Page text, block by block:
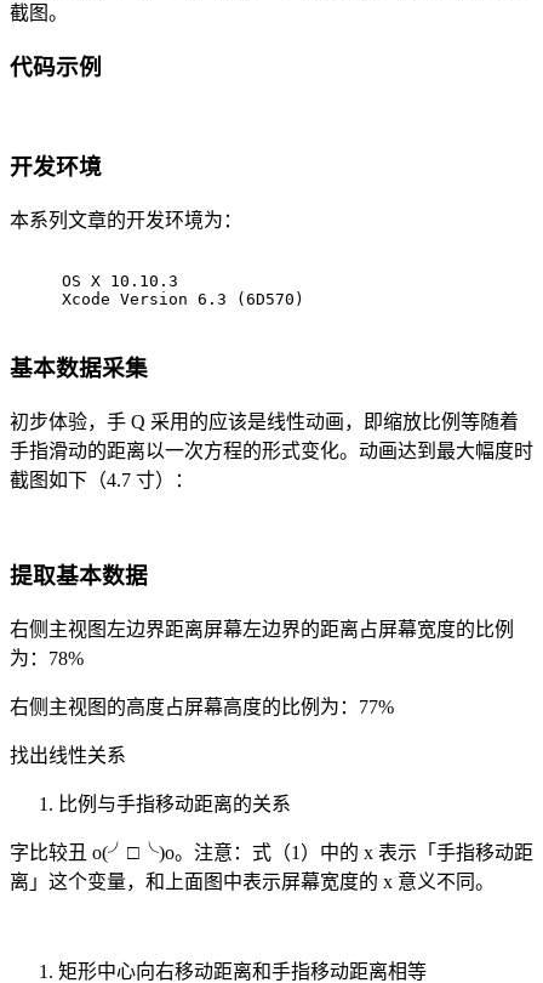
截图。
代码示例
开发环境
本系列文章的开发环境为：
OS X 10.10.3
Xcode Version 6.3 (6D570)
基本数据采集
初步体验，手 Q 采用的应该是线性动画，即缩放比例等随着
手指滑动的距离以一次方程的形式变化。动画达到最大幅度时
截图如下（4.7 寸）：
提取基本数据
右侧主视图左边界距离屏幕左边界的距离占屏幕宽度的比例
为：78%
右侧主视图的高度占屏幕高度的比例为：77%
找出线性关系
比例与手指移动距离的关系
字比较丑 o(╯□╰)o。注意：式（1）中的 x 表示「手指移动距
离」这个变量，和上面图中表示屏幕宽度的 x 意义不同。
矩形中心向右移动距离和手指移动距离相等